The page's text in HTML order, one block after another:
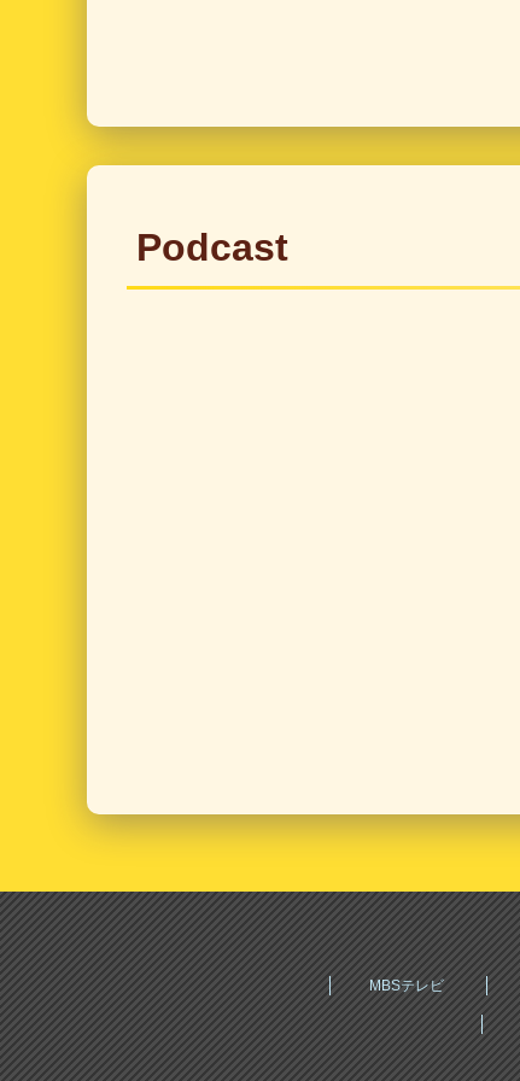
Podcast
MBSテレビ